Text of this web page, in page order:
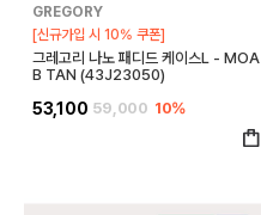
GREGORY
[신규가입 시 10% 쿠폰]
그레고리 나노 패디드 케이스L - MOA
B TAN (43J23050)
53,100 59,000 10%